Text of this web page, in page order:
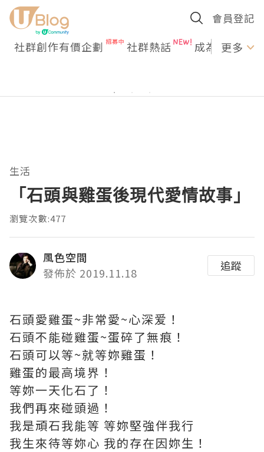
會員登記
社群創作有價企劃 社群熱話 成為U更多
生活
「石頭與雞蛋後現代愛情故事」
瀏覽次數:477
風色空間
發佈於 2019.11.18
追蹤
石頭愛雞蛋~非常愛~心深爱！
石頭不能碰雞蛋~蛋碎了無痕！
石頭可以等~就等妳雞蛋！
雞蛋的最高境界！
等妳一天化石了！
我們再來碰頭過！
我是頑石我能等 等妳堅強伴我行
我生來待等妳心 我的存在因妳生！